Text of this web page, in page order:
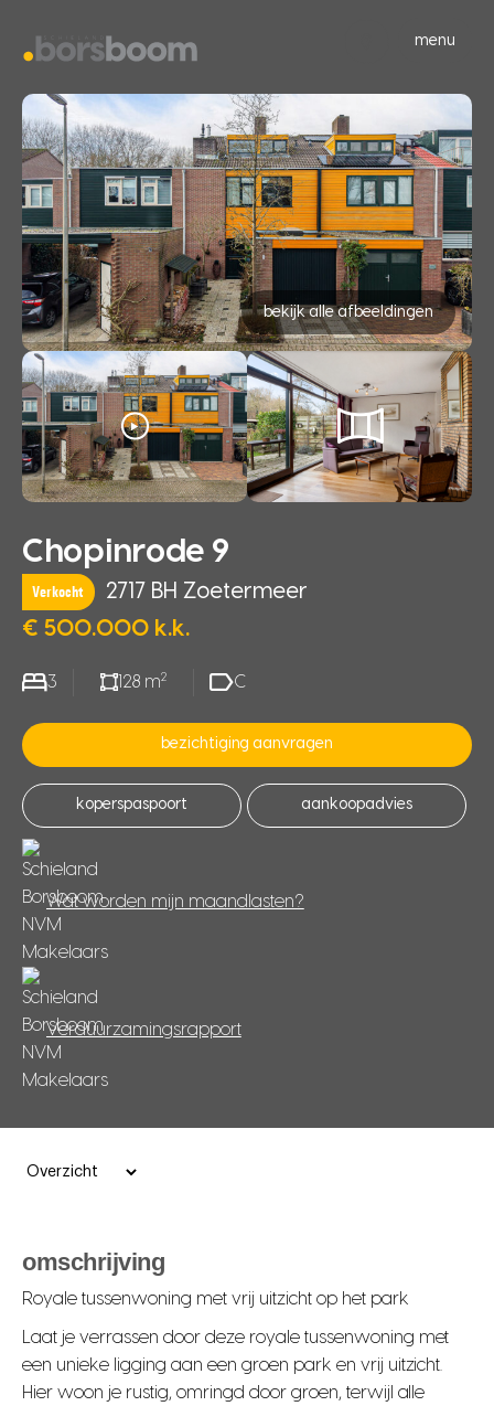
menu
bekijk alle afbeeldingen
Chopinrode 9
Verkocht
2717 BH Zoetermeer
€ 500.000 k.k.
3 128 m2 C
bezichtiging aanvragen
koperspaspoort aankoopadvies
Wat worden mijn maandlasten?
Verduurzamingsrapport
omschrijving
Royale tussenwoning met vrij uitzicht op het park
Laat je verrassen door deze royale tussenwoning met
een unieke ligging aan een groen park en vrij uitzicht.
Hier woon je rustig, omringd door groen, terwijl alle